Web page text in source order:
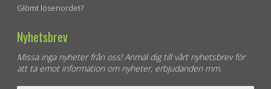
Glömt lösenordet?
Nyhetsbrev
Missa inga nyheter från oss! Anmäl dig till vårt nyhetsbrev för
att ta emot information om nyheter, erbjudanden mm.